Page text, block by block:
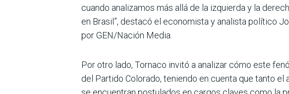
cuando analizamos más allá de la izquierda y la
en Brasil”, destacó el economista y analista político
por GEN/Nación Media.
Por otro lado, Tornaco invitó a analizar cómo este
del Partido Colorado, teniendo en cuenta que tanto